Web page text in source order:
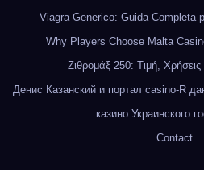
Viagra Generico: Guida Completa
Why Players Choose Malta
Ζιθρομάξ 250: Τιμή, Χρήσεις
Денис Казанский и портал casino-R
казино Украинского
Contact